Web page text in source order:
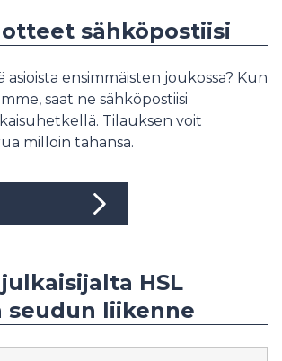
sähköpostiisi
ensimmäisten joukossa? Kun
saat ne sähköpostiisi
Tilauksen voit
milloin tahansa.
HSL
seudun liikenne